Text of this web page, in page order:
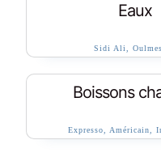
Eaux
Sidi Ali,
Boissons
Expresso, Américain,